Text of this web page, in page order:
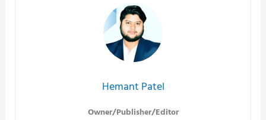
Hemant Patel
Owner/Publisher/Editor